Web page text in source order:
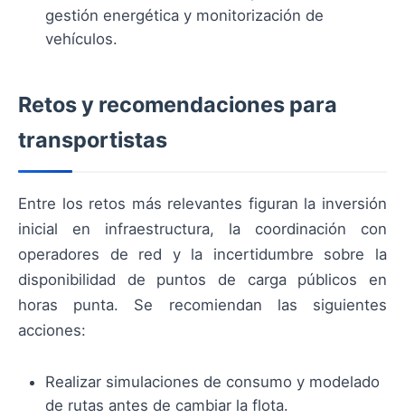
gestión energética y monitorización de
vehículos.
Retos y recomendaciones para
transportistas
Entre los retos más relevantes figuran la inversión
inicial en infraestructura, la coordinación con
operadores de red y la incertidumbre sobre la
disponibilidad de puntos de carga públicos en
horas punta. Se recomiendan las siguientes
acciones:
Realizar simulaciones de consumo y modelado
de rutas antes de cambiar la flota.